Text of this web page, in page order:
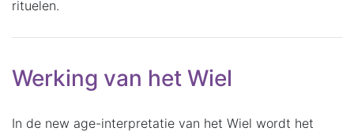
rituelen.
Werking van het Wiel
In de new age-interpretatie van het Wiel wordt het